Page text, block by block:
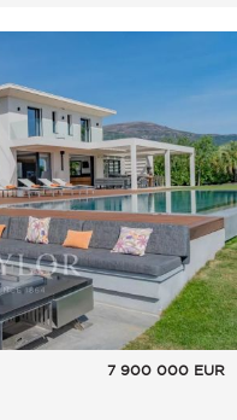
7 900 000 EUR